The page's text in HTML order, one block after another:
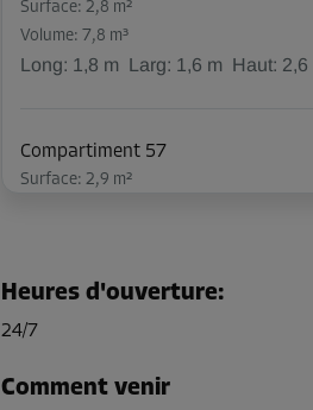
Surface: 2,8 m²
Volume: 7,8 m³
Long: 1,8 m Larg: 1,6 m Haut: 2,6
Compartiment 57
Surface: 2,9 m²
Heures d'ouverture:
24/7
Comment venir